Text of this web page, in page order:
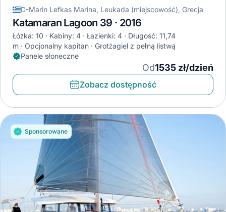
D-Marin Lefkas Marina, Leukada (miejscowość), Grecja
Katamaran Lagoon 39 · 2016
Łóżka: 10 Kabiny: 4 Łazienki: 4
Długość: 11,74
m
Opcjonalny kapitan
Grotżagiel z pełną listwą
Panele słoneczne
Od1535 zł/dzień
Zobacz dostępność
Sponsorowane